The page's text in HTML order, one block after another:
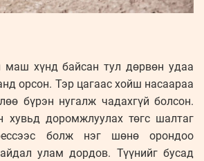
маш хүнд байсан тул дөрвөн удаа
орсон. Тэр цагаас хойш насаараа
бүрэн нугалж чадахгүй болсон.
хувьд доромжлуулах төгс шалтаг
болж нэг шөнө орондоо
улам дордов. Түүнийг бусад